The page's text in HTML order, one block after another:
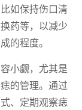
如保持伤口清
药等，以减少
的程度。
小觑，尤其是
的管理。通过
、定期观察痣